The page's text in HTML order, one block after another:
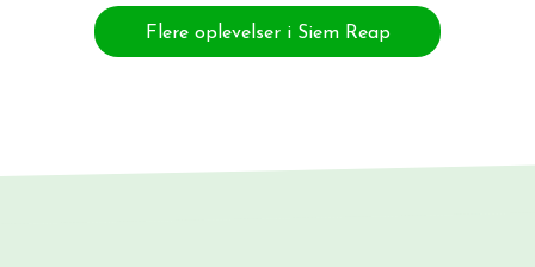
Flere oplevelser i Siem Reap